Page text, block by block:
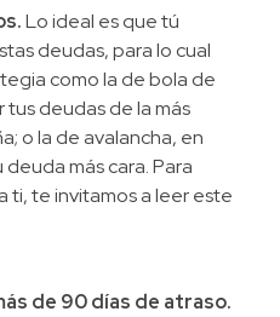
Lo ideal es que tú
deudas, para lo cual
como la de bola de
deudas de la más
o la de avalancha, en
más cara. Para
ti, te invitamos a leer este
de 90 días de atraso.